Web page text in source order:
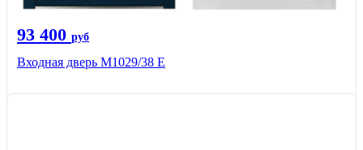
93 400 руб
Входная дверь М1029/38 E